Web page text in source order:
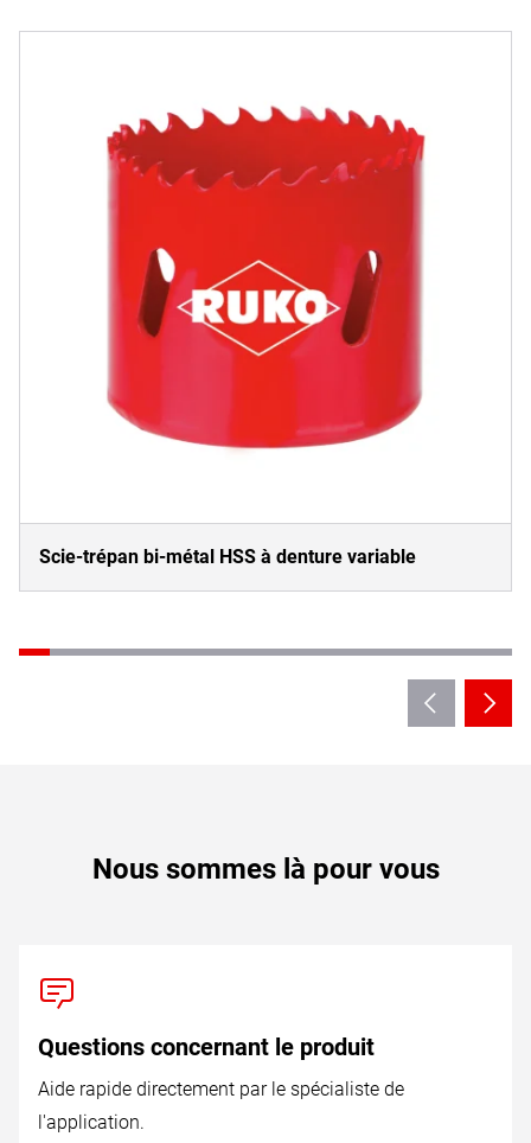
Scie-trépan bi-métal HSS à denture variable
Nous sommes là pour vous
Questions concernant le produit
Aide rapide directement par le spécialiste de
l'application.